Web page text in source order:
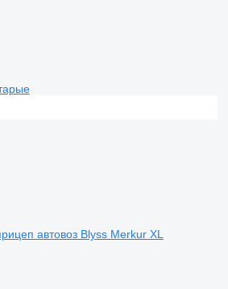
автовоз Blyss Merkur XL